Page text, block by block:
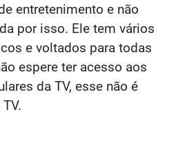
entretenimento e não
por isso. Ele tem vários
e voltados para todas
espere ter acesso aos
da TV, esse não é